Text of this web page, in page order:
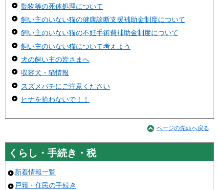
動物等の死体処理について
飼い主のいない猫の健康診断支援補助金制度について
飼い主のいない猫の不妊手術費補助金制度について
飼い主のいない猫について考えよう
犬の飼い主の皆さまへ
収容犬・猫情報
スズメバチにご注意ください
ヒナを拾わないで！！
ページの先頭へ戻る
くらし・手続き・税
新着情報一覧
戸籍・住民の手続き